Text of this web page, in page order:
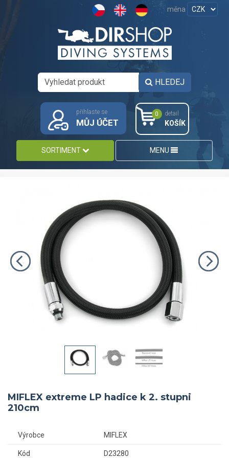
měna
HLEDEJ
přihlaste se
MŮJ ÚČET
0 detail
KOŠÍK
SORTIMENT MENU
MIFLEX extreme LP hadice k 2. stupni
210cm
Výrobce MIFLEX
Kód D23280